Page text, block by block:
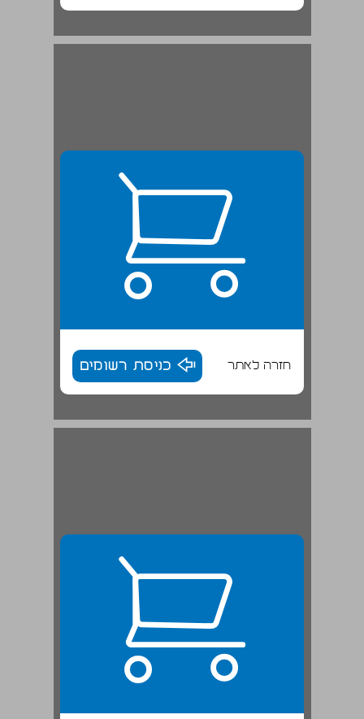
חזרה לאתר כניסת רשומים